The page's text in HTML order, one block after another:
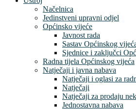
Načelnica
Jedinstveni upravni odjel
Općinsko vijeće
Javnost rada
Sastav Općinskog
Sjednice i zaključci
Radna tijela Općinskog vijeća
Natječaji i javna nabava
Natječaji i oglasi za
Natječaji
Natječaji za prodaju
Jednostavna nabava